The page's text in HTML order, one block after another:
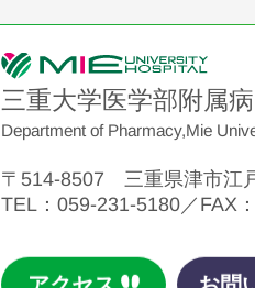
三重大学医学部附属
Department of Pharmacy,Mie
〒514-8507 三重県津市江
TEL 059-231-5180 FAX